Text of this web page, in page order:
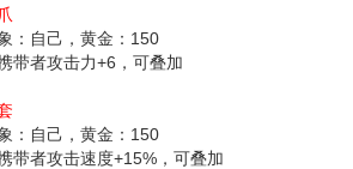
：自己，黄金：150
带者攻击力+6，可叠加
：自己，黄金：150
带者攻击速度+15%，可叠加